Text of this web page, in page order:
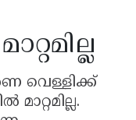
വെള്ളിക്ക്